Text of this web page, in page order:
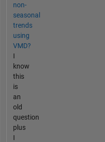
non-
seasonal
trends
using
VMD?
I
know
this
is
an
old
question
plus
I